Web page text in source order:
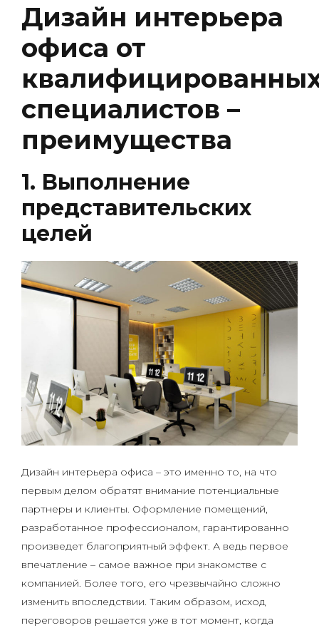
Дизайн интерьера
офиса от
специалистов –
преимущества
1. Выполнение
представительских
целей
Дизайн интерьера офиса – это именно то, на что
первым делом обратят внимание потенциальные
партнеры и клиенты. Оформление помещений,
разработанное профессионалом, гарантированно
произведет благоприятный эффект. А ведь первое
впечатление – самое важное при знакомстве с
компанией. Более того, его чрезвычайно сложно
изменить впоследствии. Таким образом, исход
переговоров решается уже в тот момент, когда